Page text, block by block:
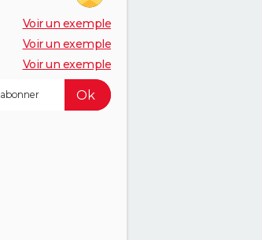
Voir un exemple
Voir un exemple
Voir un exemple